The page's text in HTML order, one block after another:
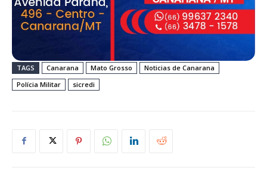
TAGS Canarana Mato Grosso
Noticias de Canarana
Polícia Militar
sicredi